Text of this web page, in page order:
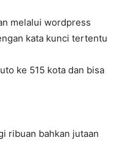
melalui wordpress
kata kunci tertentu
ke 515 kota dan bisa
ribuan bahkan jutaan